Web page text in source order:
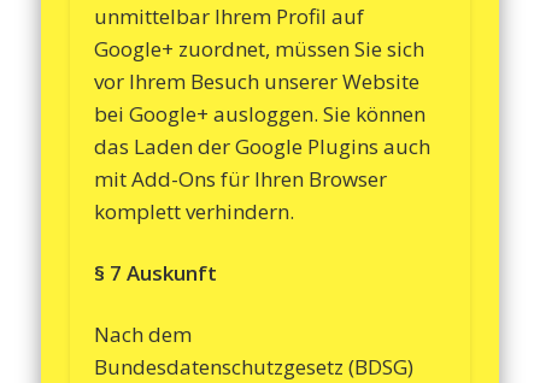
unmittelbar Ihrem Profil auf
Google+ zuordnet, müssen Sie sich
vor Ihrem Besuch unserer Website
bei Google+ ausloggen. Sie können
das Laden der Google Plugins auch
mit Add-Ons für Ihren Browser
komplett verhindern.
§ 7 Auskunft
Nach dem
Bundesdatenschutzgesetz (BDSG)